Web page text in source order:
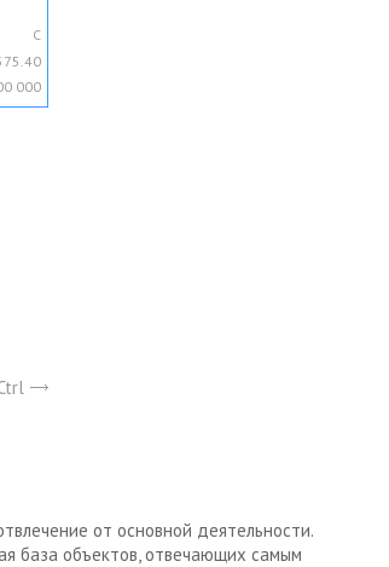
C
000
от основной деятельности.
база объектов, отвечающих самым